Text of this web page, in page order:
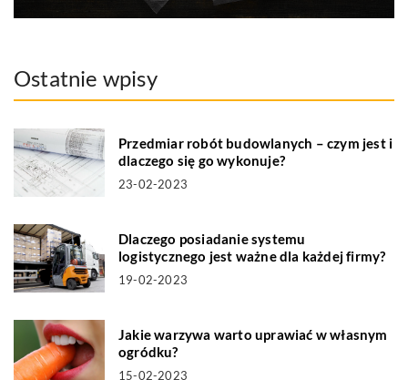
Ostatnie wpisy
Przedmiar robót budowlanych – czym jest i
dlaczego się go wykonuje?
23-02-2023
Dlaczego posiadanie systemu
logistycznego jest ważne dla każdej firmy?
19-02-2023
Jakie warzywa warto uprawiać w własnym
ogródku?
15-02-2023